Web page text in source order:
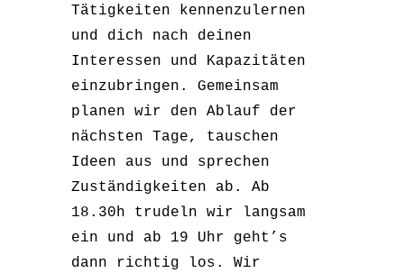
Tätigkeiten kennenzulernen
und dich nach deinen
Interessen und Kapazitäten
einzubringen. Gemeinsam
planen wir den Ablauf der
nächsten Tage, tauschen
Ideen aus und sprechen
Zuständigkeiten ab. Ab
18.30h trudeln wir langsam
ein und ab 19 Uhr geht’s
dann richtig los. Wir